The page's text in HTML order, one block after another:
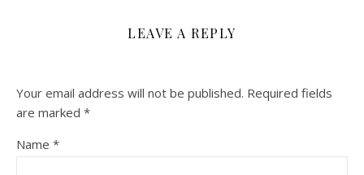
LEAVE A REPLY
Your email address will not be published. Required fields
are marked *
Name *